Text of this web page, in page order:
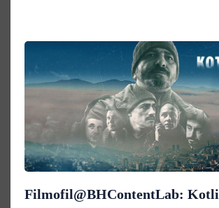
Filmofil@BHContentLab: